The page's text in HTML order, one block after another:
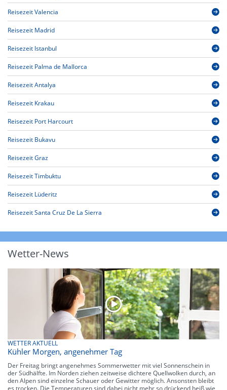
Reisezeit Valencia
Reisezeit Madrid
Reisezeit Istanbul
Reisezeit Palma de Mallorca
Reisezeit Antalya
Reisezeit Krakau
Reisezeit Port Harcourt
Reisezeit Bukavu
Reisezeit Graz
Reisezeit Timbuktu
Reisezeit Lüderitz
Reisezeit Santa Cruz De La Sierra
Wetter-News
WETTER AKTUELL
Kühler Morgen, angenehmer Tag
Der Freitag bringt angenehmes Sommerwetter mit viel Sonnenschein in
der Südhälfte. Im Norden ziehen zeitweise dichtere Quellwolken durch, an
den Alpen sind einzelne Schauer oder Gewitter möglich. Ansonsten bleibt
es trocken. Die Temperaturen sind dabei nicht mehr so drückend heiß wie